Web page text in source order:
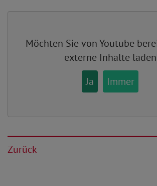
Möchten Sie vonYoutube
externe Inhalte
Ja
Immer
Zurück